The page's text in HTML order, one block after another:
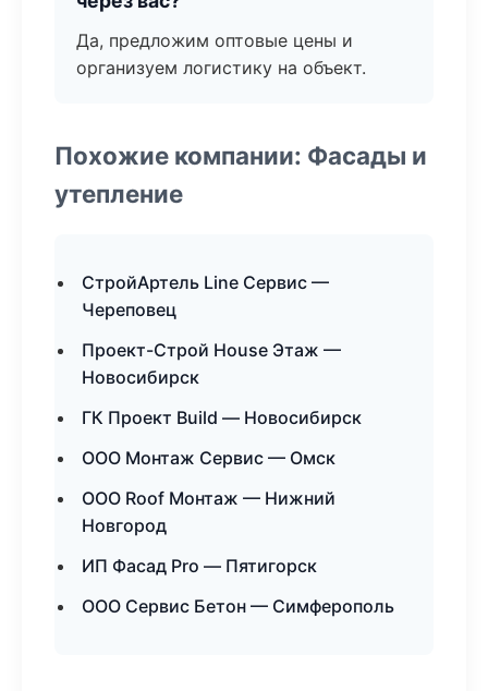
Да, предложим оптовые цены и
организуем логистику на объект.
Похожие компании: Фасады и
утепление
СтройАртель Line Сервис —
Череповец
Проект-Строй House Этаж —
Новосибирск
ГК Проект Build — Новосибирск
ООО Монтаж Сервис — Омск
ООО Roof Монтаж — Нижний
Новгород
ИП Фасад Pro — Пятигорск
ООО Сервис Бетон — Симферополь